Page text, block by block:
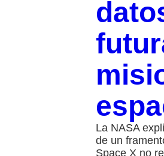
La NASA
de un
Space X no